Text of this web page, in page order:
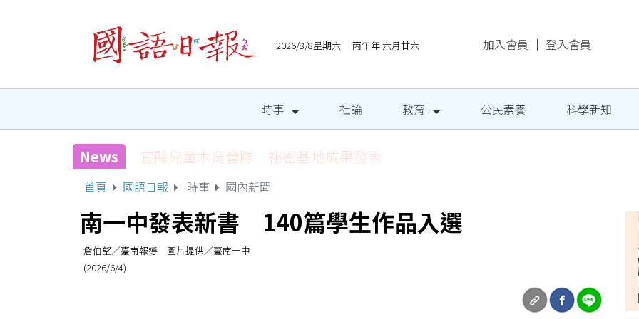
2026/8/8星期六 丙午年 六月廿六 加入會員 ｜ 登入會員
時事 社論 教育 公民素養 科學新知
News 宜縣兒童木育營隊 祕密基地成果發表
首頁 國語日報 時事 國內新聞
南一中發表新書 140篇學生作品入選
詹伯望／臺南報導 圖片提供／臺南一中
(2026/6/4)